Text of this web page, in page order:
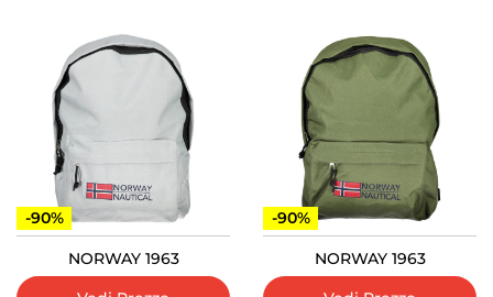
-90%
NORWAY 1963
-90%
NORWAY 1963